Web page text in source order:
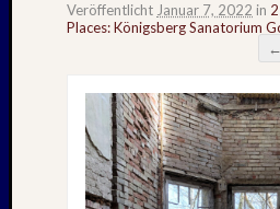
Veröffentlicht Januar 7, 2022 in
Places: Königsberg Sanatorium